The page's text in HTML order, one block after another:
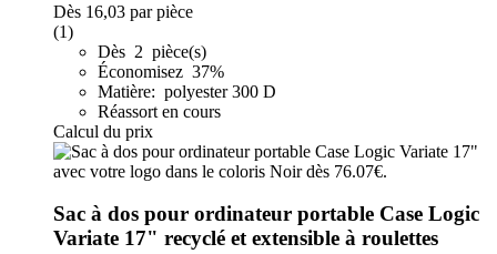
Dès 16,03 par pièce
(1)
Dès 2 pièce(s)
Économisez 37%
Matière: polyester 300 D
Réassort en cours
Calcul du prix
Sac à dos pour ordinateur portable Case Logic
Variate 17" recyclé et extensible à roulettes